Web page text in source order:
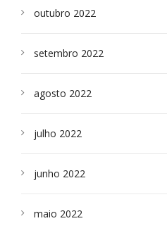
outubro 2022
setembro 2022
agosto 2022
julho 2022
junho 2022
maio 2022